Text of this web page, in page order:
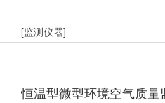
[监测仪器]
恒温型微型环境空气质量